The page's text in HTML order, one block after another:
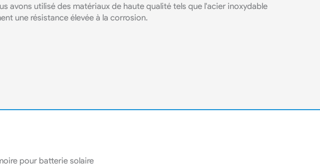
utilisé des matériaux de haute qualité tels que l'acier inoxydable
une résistance élevée à la corrosion.
pour batterie solaire